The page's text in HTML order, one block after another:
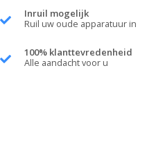
Inruil mogelijk
Ruil uw oude apparatuur in
100% klanttevredenheid
Alle aandacht voor u